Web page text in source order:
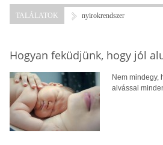
TALÁLATOK nyirokrendszer
Hogyan feküdjünk, hogy jól
Nem mindegy,
alvással